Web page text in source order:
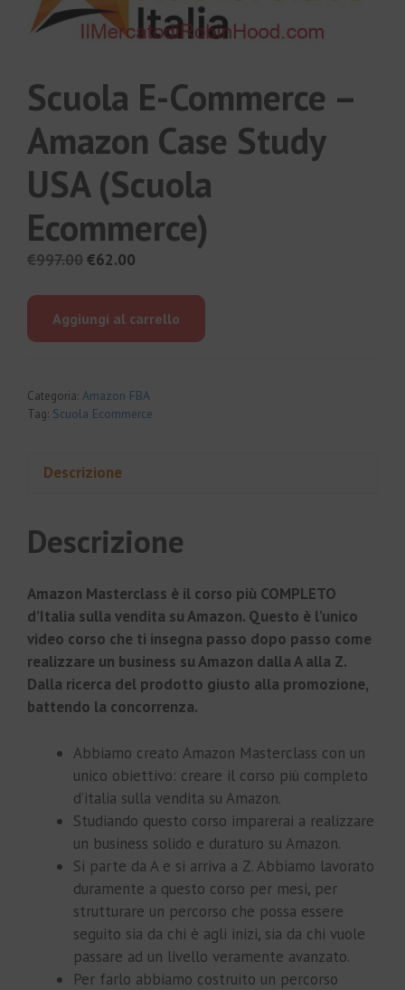
Scuola E-Commerce –
Amazon Case Study
USA (Scuola
Ecommerce)
€997.00Il
era:
€62.00
è:
Aggiungi al carrello
Categoria: Amazon FBA
Tag: Scuola Ecommerce
Descrizione
Descrizione
Amazon Masterclass è il corso più COMPLETO
d’Italia sulla vendita su Amazon. Questo è l’unico
video corso che ti insegna passo dopo passo come
realizzare un business su Amazon dalla A alla Z.
Dalla ricerca del prodotto giusto alla promozione,
battendo la concorrenza.
Abbiamo creato Amazon Masterclass con un
unico obiettivo: creare il corso più completo
d’italia sulla vendita su Amazon.
Studiando questo corso imparerai a realizzare
un business solido e duraturo su Amazon.
Si parte da A e si arriva a Z. Abbiamo lavorato
duramente a questo corso per mesi, per
strutturare un percorso che possa essere
seguito sia da chi è agli inizi, sia da chi vuole
passare ad un livello veramente avanzato.
Per farlo abbiamo costruito un percorso